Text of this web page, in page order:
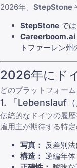
2026年、 StepStone
StepStone で
Careerboom.ai
トファーレン州
2026年にド
どのプラットフォー
1. 「Lebenslauf
伝統的なドイツの履
雇用主が期待する特
写真： 反差別
構造： 逆編年